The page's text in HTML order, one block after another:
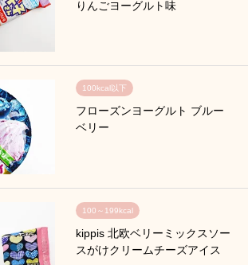
りんごヨーグルト味
100kcal以下
フローズンヨーグルト ブルー
ベリー
100～199kcal
kippis 北欧ベリーミックスソー
スがけクリームチーズアイス